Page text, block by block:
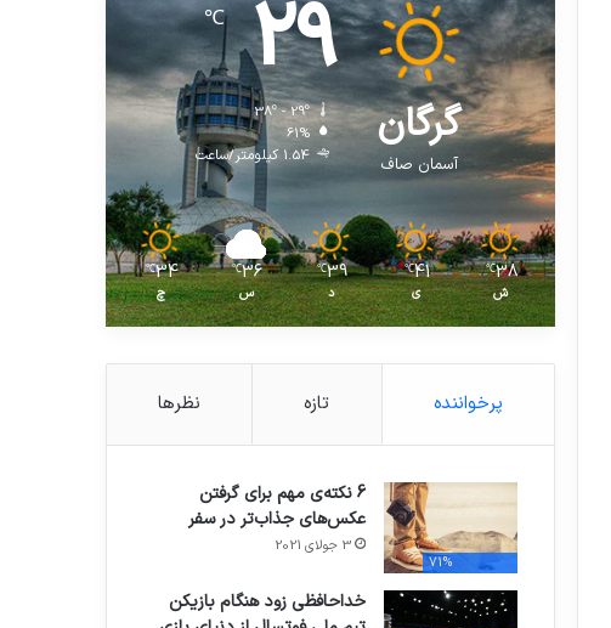
گرگان
آسمان صاف
29
℃
38º - 29º
61%
1.54 کیلومتر/ساعت
38
℃
ش
41
℃
ی
39
℃
د
36
℃
س
34
℃
چ
پرخواننده تازه نظرها
71%
6 نکته‌ی مهم برای گرفتن
عکس‌های جذاب‌تر در سفر
3 جولای 2021
خداحافظی زود هنگام بازیکن